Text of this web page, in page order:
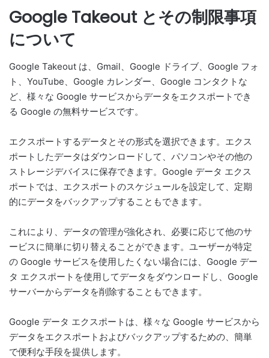
Google Takeout とその制限事項
について
Google Takeout は、Gmail、Google ドライブ、Google フォ
ト、YouTube、Google カレンダー、Google コンタクトな
ど、様々な Google サービスからデータをエクスポートでき
る Google の無料サービスです。
エクスポートするデータとその形式を選択できます。エクス
ポートしたデータはダウンロードして、パソコンやその他の
ストレージデバイスに保存できます。Google データ エクス
ポートでは、エクスポートのスケジュールを設定して、定期
的にデータをバックアップすることもできます。
これにより、データの管理が強化され、必要に応じて他のサ
ービスに簡単に切り替えることができます。ユーザーが特定
の Google サービスを使用したくない場合には、Google デー
タ エクスポートを使用してデータをダウンロードし、Google
サーバーからデータを削除することもできます。
Google データ エクスポートは、様々な Google サービスから
データをエクスポートおよびバックアップするための、簡単
で便利な手段を提供します。